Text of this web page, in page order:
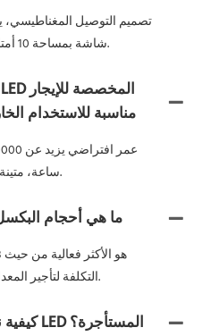
تصميم التوصيل
شاشة بمساحة 10 أمتار مربعة في 30 دقيقة.
مناسبة للاستخدام
ساعة، متينة لدورات تأجير متكررة.
ما هي أحجام البكسل
التكلفة لتأجير المعدات للفعاليات الخارجية.
كيفية نقل شاشة العرض LED المستأجرة؟